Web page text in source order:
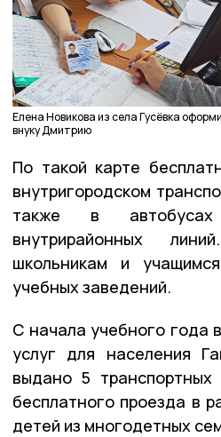
Елена Новикова из села Гусёвка
внуку Дмитрию
По такой карте
внутригородском
также в
внутрирайонных
школьникам и
учебных заведений.
С начала учебного года
услуг для населения
выдано 5
бесплатного проезда в
детей из многодетных